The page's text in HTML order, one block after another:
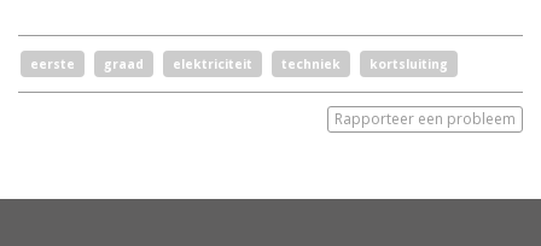
eerste graad elektriciteit techniek kortsluiting
Rapporteer een probleem